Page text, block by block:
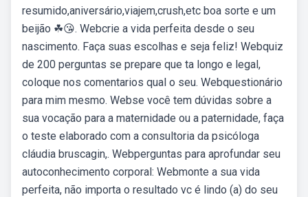
resumido,aniversário,viajem,crush,etc boa sorte e um
beijão ☘😘. Webcrie a vida perfeita desde o seu
nascimento. Faça suas escolhas e seja feliz! Webquiz
de 200 perguntas se prepare que ta longo e legal,
coloque nos comentarios qual o seu. Webquestionário
para mim mesmo. Webse você tem dúvidas sobre a
sua vocação para a maternidade ou a paternidade, faça
o teste elaborado com a consultoria da psicóloga
cláudia bruscagin,. Webperguntas para aprofundar seu
autoconhecimento corporal: Webmonte a sua vida
perfeita, não importa o resultado vc é lindo (a) do seu